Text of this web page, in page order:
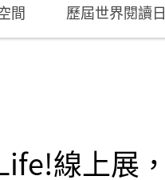
間 歷屆世界閱讀日
線上展，